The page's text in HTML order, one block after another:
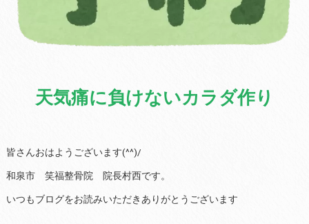
天気痛に負けないカラダ作り
皆さんおはようございます(^^)/
和泉市 笑福整骨院 院長村西です。
いつもブログをお読みいただきありがとうございます